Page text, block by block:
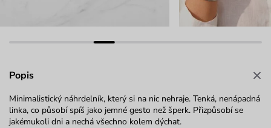
Popis
Minimalistický náhrdelník, který si na nic nehraje. Tenká, nenápadná
linka, co působí spíš jako jemné gesto než šperk. Přizpůsobí se
jakémukoli dni a nechá všechno kolem dýchat.